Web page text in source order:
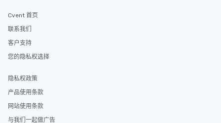
Cvent 首页
联系我们
客户支持
您的隐私权选择
隐私权政策
产品使用条款
网站使用条款
与我们一起做广告